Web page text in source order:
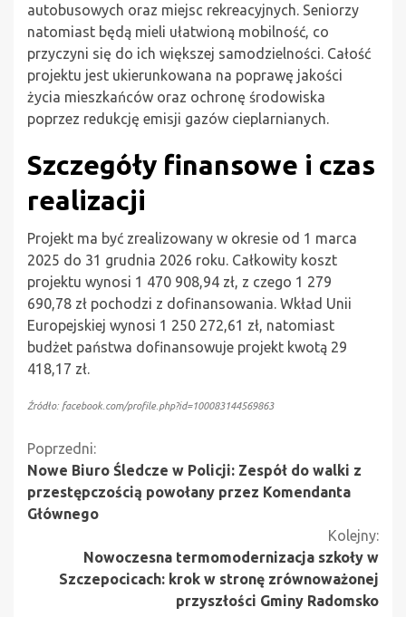
autobusowych oraz miejsc rekreacyjnych. Seniorzy
natomiast będą mieli ułatwioną mobilność, co
przyczyni się do ich większej samodzielności. Całość
projektu jest ukierunkowana na poprawę jakości
życia mieszkańców oraz ochronę środowiska
poprzez redukcję emisji gazów cieplarnianych.
Szczegóły finansowe i czas
realizacji
Projekt ma być zrealizowany w okresie od 1 marca
2025 do 31 grudnia 2026 roku. Całkowity koszt
projektu wynosi 1 470 908,94 zł, z czego 1 279
690,78 zł pochodzi z dofinansowania. Wkład Unii
Europejskiej wynosi 1 250 272,61 zł, natomiast
budżet państwa dofinansowuje projekt kwotą 29
418,17 zł.
Źródło: facebook.com/profile.php?id=100083144569863
Kontynuuj
czytanie
Poprzedni:
Nowe Biuro Śledcze w Policji: Zespół do walki z
przestępczością powołany przez Komendanta
Głównego
Kolejny:
Nowoczesna termomodernizacja szkoły w
Szczepocicach: krok w stronę zrównoważonej
przyszłości Gminy Radomsko